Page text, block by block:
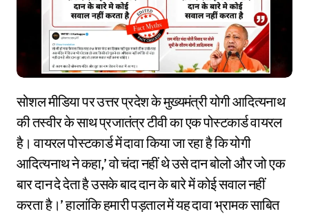
सोशल मीडिया पर उत्तर प्रदेश के मुख्यमंत्री योगी आदित्यनाथ
की तस्वीर के साथ प्रजातंत्र टीवी का एक पोस्टकार्ड वायरल
है। वायरल पोस्टकार्ड में दावा किया जा रहा है कि योगी
आदित्यनाथ ने कहा,’ वो चंदा नहीं थे उसे दान बोलो और जो एक
बार दान दे देता है उसके बाद दान के बारे में कोई सवाल नहीं
करता है।’ हालांकि हमारी पड़ताल में यह दावा भ्रामक साबित